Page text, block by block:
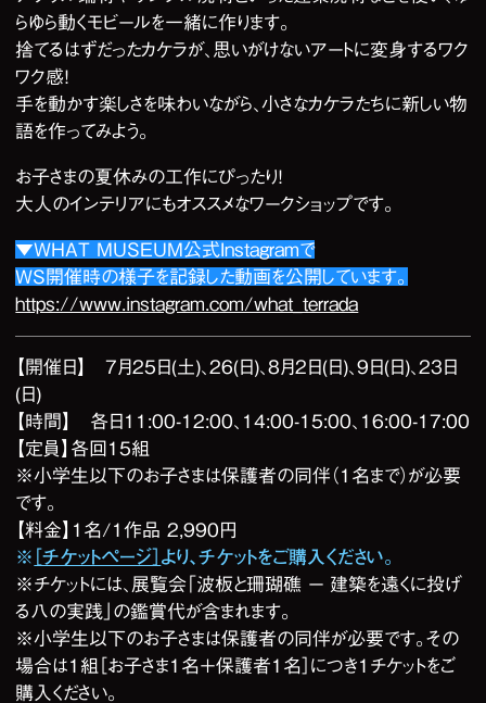
らゆら動くモビールを一緒に作ります。
捨てるはずだったカケラが、思いがけないアートに変身するワク
ワク感！
手を動かす楽しさを味わいながら、小さなカケラたちに新しい物
語を作ってみよう。
お子さまの夏休みの工作にぴったり！
大人のインテリアにもオススメなワークショップです。
▼WHAT MUSEUM公式Instagramで
WS開催時の様子を記録した動画を公開しています。
https://www.instagram.com/what_terrada
【開催日】 7月25日(土)、26(日)、8月2日(日)、9日(日)、23日
(日)
【時間】 各日11:00-12:00、14:00-15:00、16:00-17:00
【定員】各回15組
※小学生以下のお子さまは保護者の同伴（1名まで）が必要
です。
【料金】1名/1作品 2,990円
※ ［チケットページ］ より、チケットをご購入ください。
※チケットには、展覧会「波板と珊瑚礁 ー 建築を遠くに投げ
る八の実践」の鑑賞代が含まれます。
※小学生以下のお子さまは保護者の同伴が必要です。その
場合は1組［お子さま1名＋保護者1名］につき1チケットをご
購入ください。